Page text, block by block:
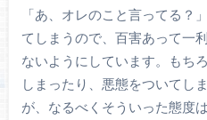
「あ、オレのこと言ってる？
てしまうので、百害あって一
ないようにしています。もち
しまったり、悪態をついてし
が、なるべくそういった態度